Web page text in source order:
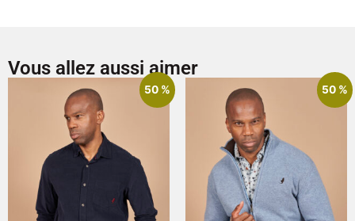
Vous allez aussi aimer
50 % 50 %